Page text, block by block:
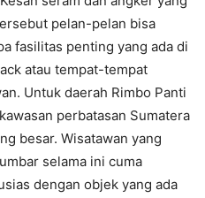
pelan-pelan bisa
fasilitas penting yang ada di
atau tempat-tempat
Untuk daerah Rimbo Panti
perbatasan Sumatera
besar. Wisatawan yang
selama ini cuma
dengan objek yang ada